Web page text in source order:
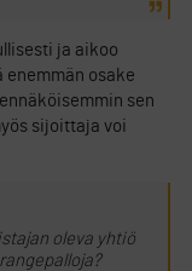
ja aikoo
enemmän osake
sen
sijoittaja voi
oleva yhtiö